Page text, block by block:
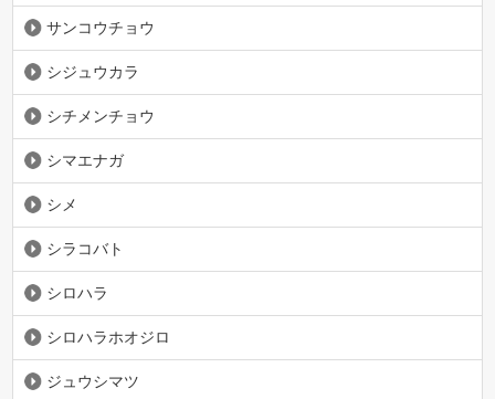
サンコウチョウ
シジュウカラ
シチメンチョウ
シマエナガ
シメ
シラコバト
シロハラ
シロハラホオジロ
ジュウシマツ